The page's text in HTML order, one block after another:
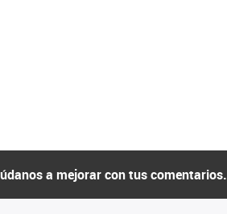
a mejorar con tus comentarios.